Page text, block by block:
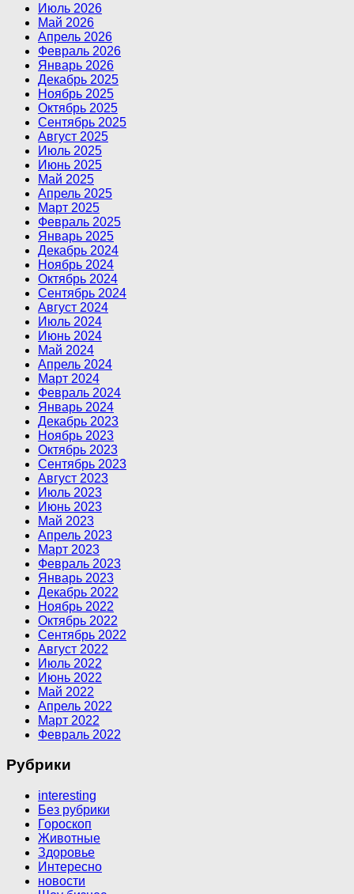
Июль 2026
Май 2026
Апрель 2026
Февраль 2026
Январь 2026
Декабрь 2025
Ноябрь 2025
Октябрь 2025
Сентябрь 2025
Август 2025
Июль 2025
Июнь 2025
Май 2025
Апрель 2025
Март 2025
Февраль 2025
Январь 2025
Декабрь 2024
Ноябрь 2024
Октябрь 2024
Сентябрь 2024
Август 2024
Июль 2024
Июнь 2024
Май 2024
Апрель 2024
Март 2024
Февраль 2024
Январь 2024
Декабрь 2023
Ноябрь 2023
Октябрь 2023
Сентябрь 2023
Август 2023
Июль 2023
Июнь 2023
Май 2023
Апрель 2023
Март 2023
Февраль 2023
Январь 2023
Декабрь 2022
Ноябрь 2022
Октябрь 2022
Сентябрь 2022
Август 2022
Июль 2022
Июнь 2022
Май 2022
Апрель 2022
Март 2022
Февраль 2022
Рубрики
interesting
Без рубрики
Гороскоп
Животные
Здоровье
Интересно
новости